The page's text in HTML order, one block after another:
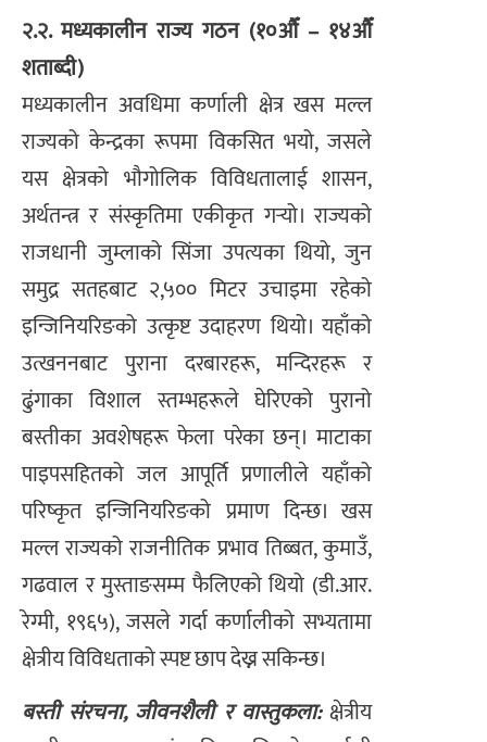
२.२. मध्यकालीन राज्य गठन (१०औँ – १४औँ
शताब्दी)
मध्यकालीन अवधिमा कर्णाली क्षेत्र खस मल्ल
राज्यको केन्द्रका रूपमा विकसित भयो, जसले
यस क्षेत्रको भौगोलिक विविधतालाई शासन,
अर्थतन्त्र र संस्कृतिमा एकीकृत गर्‍यो। राज्यको
राजधानी जुम्लाको सिंजा उपत्यका थियो, जुन
समुद्र सतहबाट २,५०० मिटर उचाइमा रहेको
इन्जिनियरिङको उत्कृष्ट उदाहरण थियो। यहाँको
उत्खननबाट पुराना दरबारहरू, मन्दिरहरू र
ढुंगाका विशाल स्तम्भहरूले घेरिएको पुरानो
बस्तीका अवशेषहरू फेला परेका छन्। माटाका
पाइपसहितको जल आपूर्ति प्रणालीले यहाँको
परिष्कृत इन्जिनियरिङको प्रमाण दिन्छ। खस
मल्ल राज्यको राजनीतिक प्रभाव तिब्बत, कुमाउँ,
गढवाल र मुस्ताङसम्म फैलिएको थियो (डी.आर.
रेग्मी, १९६५), जसले गर्दा कर्णालीको सभ्यतामा
क्षेत्रीय विविधताको स्पष्ट छाप देख्न सकिन्छ।
बस्ती संरचना, जीवनशैली र वास्तुकला:क्षेत्रीय